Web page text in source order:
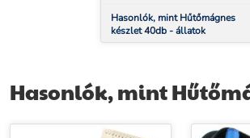
Hasonlók, mint Hűtőmágnes
készlet 40db - állatok
Hasonlók, mint